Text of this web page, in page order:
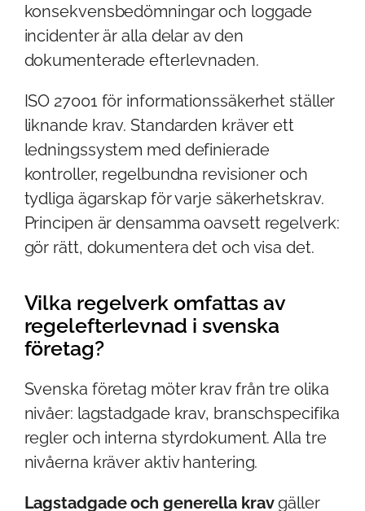
konsekvensbedömningar och loggade
incidenter är alla delar av den
dokumenterade efterlevnaden.
ISO 27001 för informationssäkerhet ställer
liknande krav. Standarden kräver ett
ledningssystem med definierade
kontroller, regelbundna revisioner och
tydliga ägarskap för varje säkerhetskrav.
Principen är densamma oavsett regelverk:
gör rätt, dokumentera det och visa det.
Vilka regelverk omfattas av
regelefterlevnad i svenska
företag?
Svenska företag möter krav från tre olika
nivåer: lagstadgade krav, branschspecifika
regler och interna styrdokument. Alla tre
nivåerna kräver aktiv hantering.
Lagstadgade och generella kravgäller